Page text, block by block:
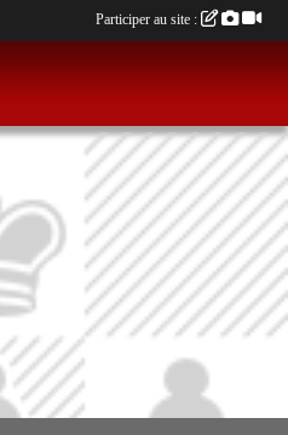
Participer au site :